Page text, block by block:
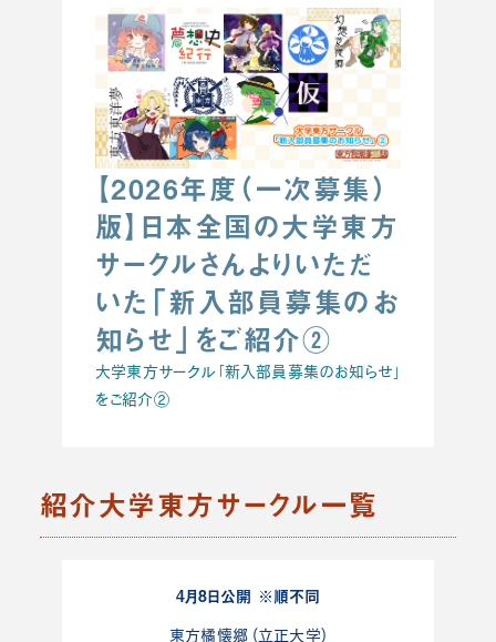
【2026年度（一次募集）
版】日本全国の大学東方
サークルさんよりいただ
いた「新入部員募集のお
知らせ」をご紹介②
大学東方サークル「新入部員募集のお知らせ」
をご紹介②
紹介大学東方サークル一覧
4月8日公開 ※順不同
東方橘懐郷 (立正大学)